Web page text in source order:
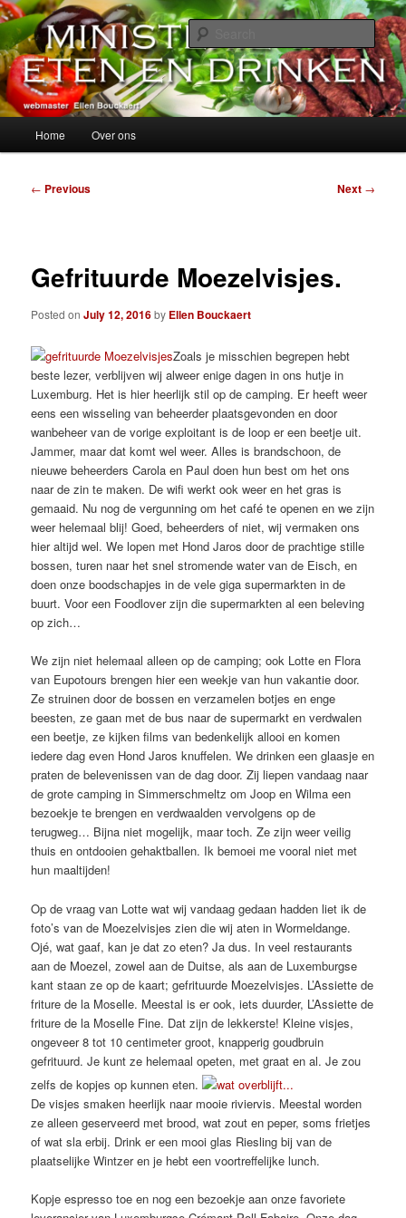
Skip
to
primary
contentMinisterie van Eten en Drinken
alles over eten, drinken en andere genoegens…
Home Over ons
Post
← Previous Next →
Gefrituurde Moezelvisjes.
Posted onJuly 12, 2016by Ellen Bouckaert
Zoals je misschien begrepen hebt
beste lezer, verblijven wij alweer enige dagen in ons hutje in
Luxemburg. Het is hier heerlijk stil op de camping. Er heeft weer
eens een wisseling van beheerder plaatsgevonden en door
wanbeheer van de vorige exploitant is de loop er een beetje uit.
Jammer, maar dat komt wel weer. Alles is brandschoon, de
nieuwe beheerders Carola en Paul doen hun best om het ons
naar de zin te maken. De wifi werkt ook weer en het gras is
gemaaid. Nu nog de vergunning om het café te openen en we zijn
weer helemaal blij! Goed, beheerders of niet, wij vermaken ons
hier altijd wel. We lopen met Hond Jaros door de prachtige stille
bossen, turen naar het snel stromende water van de Eisch, en
doen onze boodschapjes in de vele giga supermarkten in de
buurt. Voor een Foodlover zijn die supermarkten al een beleving
op zich…
We zijn niet helemaal alleen op de camping; ook Lotte en Flora
van Eupotours brengen hier een weekje van hun vakantie door.
Ze struinen door de bossen en verzamelen botjes en enge
beesten, ze gaan met de bus naar de supermarkt en verdwalen
een beetje, ze kijken films van bedenkelijk allooi en komen
iedere dag even Hond Jaros knuffelen. We drinken een glaasje en
praten de belevenissen van de dag door. Zij liepen vandaag naar
de grote camping in Simmerschmeltz om Joop en Wilma een
bezoekje te brengen en verdwaalden vervolgens op de
terugweg… Bijna niet mogelijk, maar toch. Ze zijn weer veilig
thuis en ontdooien gehaktballen. Ik bemoei me vooral niet met
hun maaltijden!
Op de vraag van Lotte wat wij vandaag gedaan hadden liet ik de
foto’s van de Moezelvisjes zien die wij aten in Wormeldange.
Ojé, wat gaaf, kan je dat zo eten? Ja dus. In veel restaurants
aan de Moezel, zowel aan de Duitse, als aan de Luxemburgse
kant staan ze op de kaart; gefrituurde Moezelvisjes. L’Assiette de
friture de la Moselle. Meestal is er ook, iets duurder, L’Assiette de
friture de la Moselle Fine. Dat zijn de lekkerste! Kleine visjes,
ongeveer 8 tot 10 centimeter groot, knapperig goudbruin
gefrituurd. Je kunt ze helemaal opeten, met graat en al. Je zou
zelfs de kopjes op kunnen eten.
De visjes smaken heerlijk naar mooie riviervis. Meestal worden
ze alleen geserveerd met brood, wat zout en peper, soms frietjes
of wat sla erbij. Drink er een mooi glas Riesling bij van de
plaatselijke Wintzer en je hebt een voortreffelijke lunch.
Kopje espresso toe en nog een bezoekje aan onze favoriete